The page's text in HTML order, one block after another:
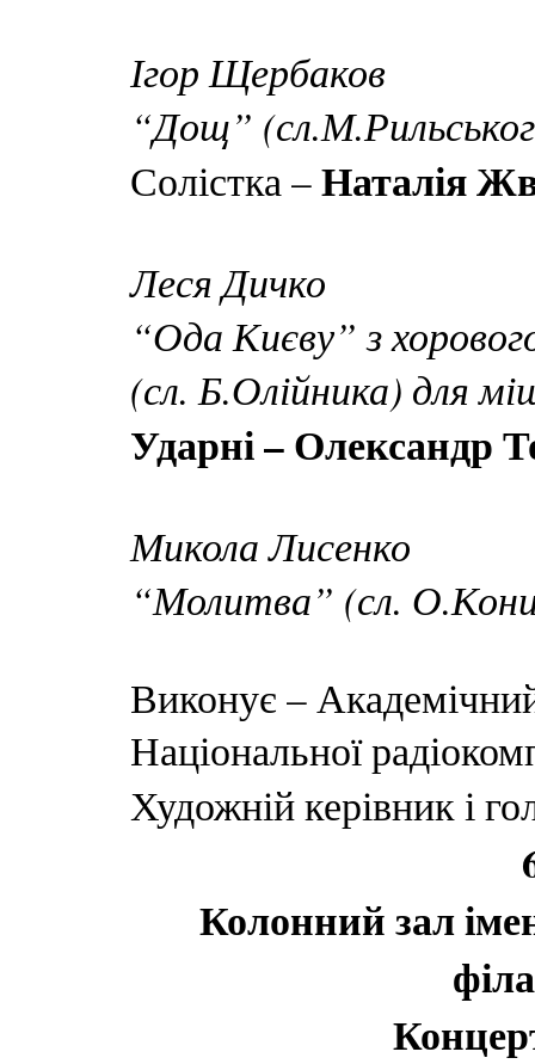
Ігор Щербаков
“Дощ”
Солістка –Наталія
Леся Дичко
“Ода Києву” з
(сл. Б.Олійника) для
Ударні – Олександр
Микола Лисенко
“Молитва” (сл.
Виконує –
Національної
Художній керівник і
Колонний зал